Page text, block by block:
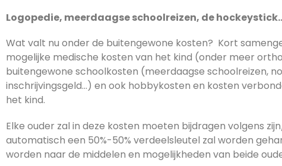
Logopedie, meerdaagse schoolreizen, de
Wat valt nu onder de buitengewone kosten? Kort
mogelijke medische kosten van het kind (onder meer
buitengewone schoolkosten (meerdaagse schoolreizen,
inschrijvingsgeld…) en ook hobbykosten en kosten
het kind.
Elke ouder zal in deze kosten moeten bijdragen volgens
automatisch een 50%-50% verdeelsleutel zal worden
worden naar de middelen en mogelijkheden van beide